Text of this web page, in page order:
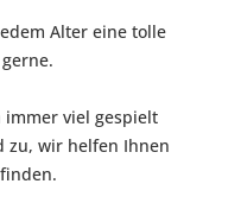
Alter eine tolle
immer viel gespielt
zu, wir helfen Ihnen